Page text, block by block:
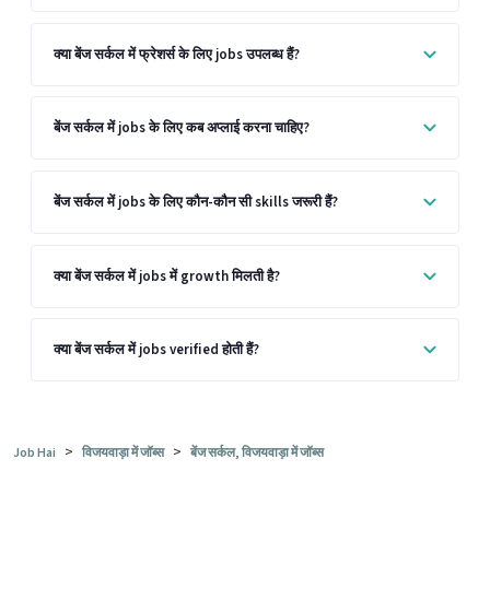
क्या बेंज सर्कल में फ्रेशर्स के लिए jobs उपलब्ध हैं?
बेंज सर्कल में jobs के लिए कब अप्लाई करना चाहिए?
बेंज सर्कल में jobs के लिए कौन-कौन सी skills जरूरी हैं?
क्या बेंज सर्कल में jobs में growth मिलती है?
क्या बेंज सर्कल में jobs verified होती हैं?
Job Hai > विजयवाड़ा में जॉब्स > बेंज सर्कल, विजयवाड़ा में जॉब्स